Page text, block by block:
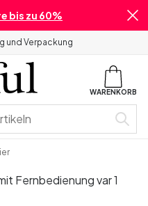
bis zu 60%
und Verpackung
WARENKORB